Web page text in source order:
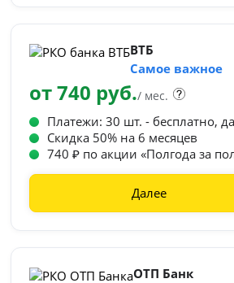
ВТБ
Самое важное
от 740 руб./ мес.
Платежи: 30 шт. - бесплатно,
Cкидка 50% на 6 месяцев
740 ₽ по акции «Полгода за
Далее
ОТП Банк